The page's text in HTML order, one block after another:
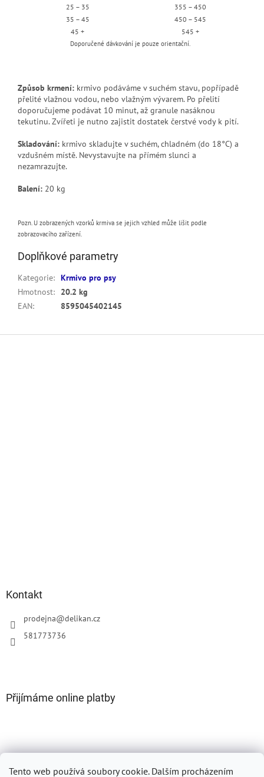
Tento web používá soubory cookie. Dalším procházením
25 – 35
355 – 450
35 – 45
450 – 545
45 +
545 +
Doporučené dávkování je pouze orientační.
Způsob krmení: krmivo podáváme v suchém stavu, popřípadě
přelité vlažnou vodou, nebo vlažným vývarem. Po přelití
doporučujeme podávat 10 minut, až granule nasáknou
tekutinu. Zvířeti je nutno zajistit dostatek čerstvé vody k pití.
Skladování: krmivo skladujte v suchém, chladném (do 18°C) a
vzdušném místě. Nevystavujte na přímém slunci a
nezamrazujte.
Balení: 20 kg
Pozn. U zobrazených vzorků krmiva se jejich vzhled může lišit podle
zobrazovacího zařízení.
Doplňkové parametry
Kategorie: Krmivo pro psy
Hmotnost:
20.2 kg
EAN: 8595045402145
Kontakt
prodejna@delikan.cz
581773736
Přijímáme online platby
Oficiální web DELIKAN